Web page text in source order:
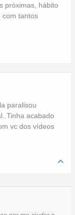
próximas, hábito
com tantos
paralisou
acabado
vc dos vídeos